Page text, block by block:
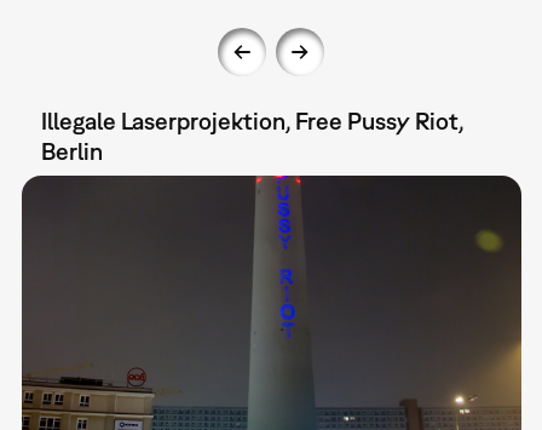
Illegale Laserprojektion, Free Pussy Riot,
Berlin